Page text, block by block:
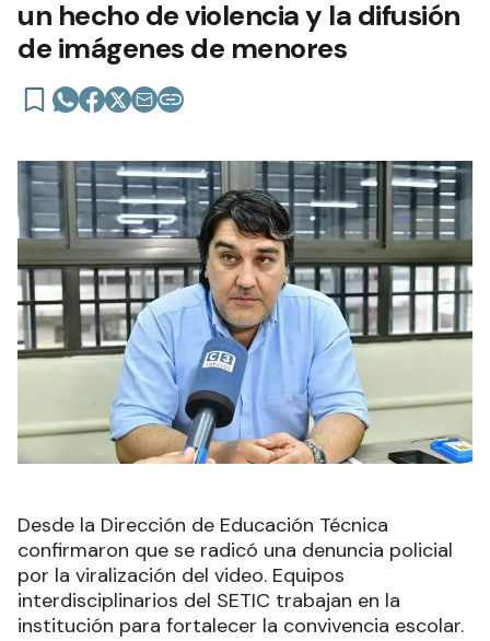
un hecho de violencia y la difusión
de imágenes de menores
Desde la Dirección de Educación Técnica
confirmaron que se radicó una denuncia policial
por la viralización del video. Equipos
interdisciplinarios del SETIC trabajan en la
institución para fortalecer la convivencia escolar.